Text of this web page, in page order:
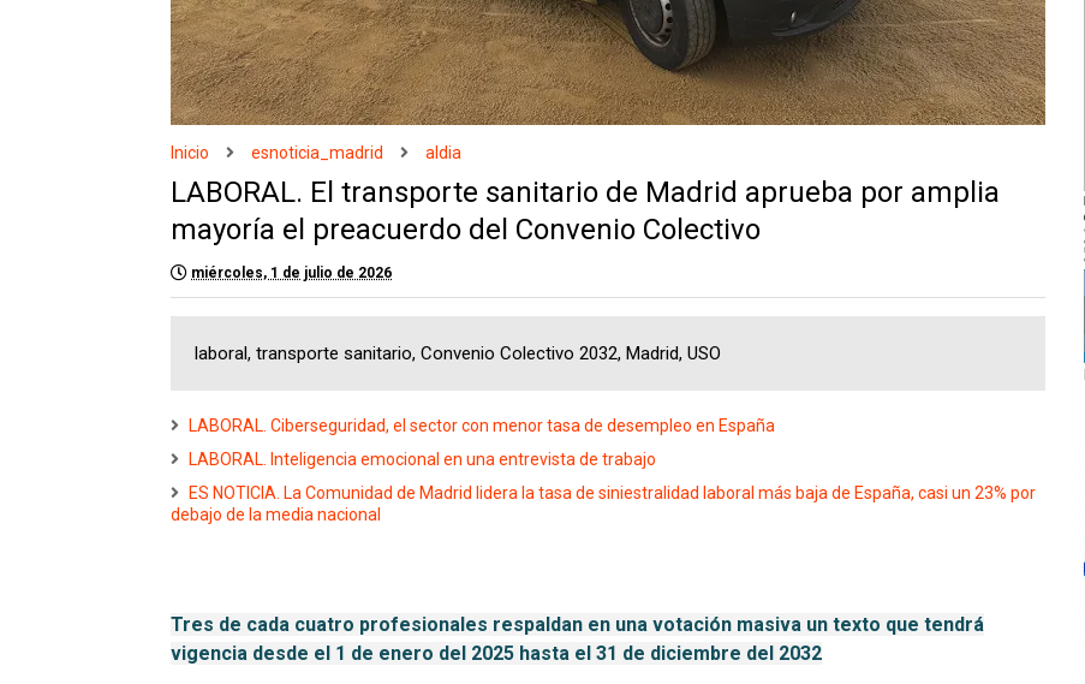
Inicio esnoticia_madrid aldia
LABORAL. El transporte sanitario de Madrid aprueba por amplia
mayoría el preacuerdo del Convenio Colectivo
miércoles, 1 de julio de 2026
laboral, transporte sanitario, Convenio Colectivo 2032, Madrid, USO
LABORAL. Ciberseguridad, el sector con menor tasa de desempleo en España
LABORAL. Inteligencia emocional en una entrevista de trabajo
ES NOTICIA. La Comunidad de Madrid lidera la tasa de siniestralidad laboral más baja de España, casi un 23% por
debajo de la media nacional
Tres de cada cuatro profesionales respaldan en una votación masiva un texto que tendrá
vigencia desde el 1 de enero del 2025 hasta el 31 de diciembre del 2032